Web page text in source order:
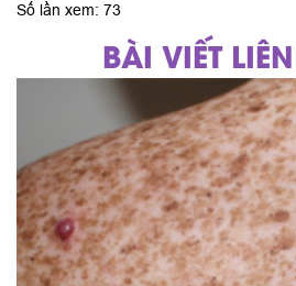
Số lần xem: 73
BÀI VIẾT